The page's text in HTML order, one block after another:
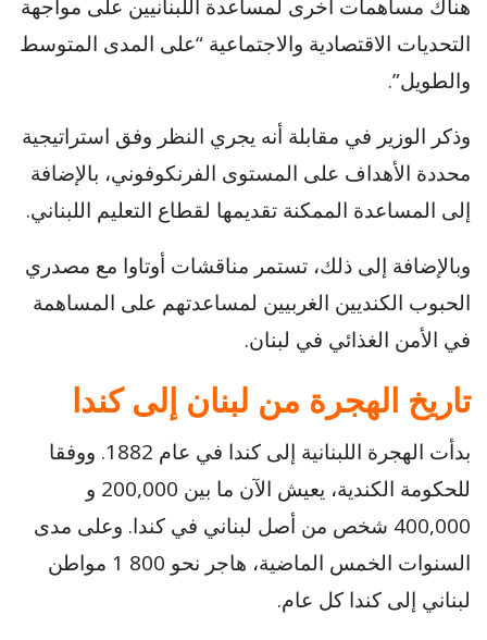
هناك مساهمات أخرى لمساعدة اللبنانيين على مواجهة
التحديات الاقتصادية والاجتماعية “على المدى المتوسط
والطويل”.
وذكر الوزير في مقابلة أنه يجري النظر وفق استراتيجية
محددة الأهداف على المستوى الفرنكوفوني، بالإضافة
إلى المساعدة الممكنة تقديمها لقطاع التعليم اللبناني.
وبالإضافة إلى ذلك، تستمر مناقشات أوتاوا مع مصدري
الحبوب الكنديين الغربيين لمساعدتهم على المساهمة
في الأمن الغذائي في لبنان.
تاريخ الهجرة من لبنان إلى كندا
بدأت الهجرة اللبنانية إلى كندا في عام 1882. ووفقا
للحكومة الكندية، يعيش الآن ما بين 200,000 و
400,000 شخص من أصل لبناني في كندا. وعلى مدى
السنوات الخمس الماضية، هاجر نحو 800 1 مواطن
لبناني إلى كندا كل عام.